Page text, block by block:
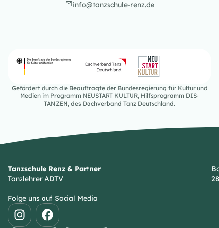
info@tanzschule-renz.de
Gefördert durch die Beauftragte der Bundesregierung für Kultur und
Medien im Programm NEUSTART KULTUR, Hilfsprogramm DIS-
TANZEN, des Dachverband Tanz Deutschland.
Tanzschule Renz & Partner
Tanzlehrer ADTV
Folge uns auf Social Media